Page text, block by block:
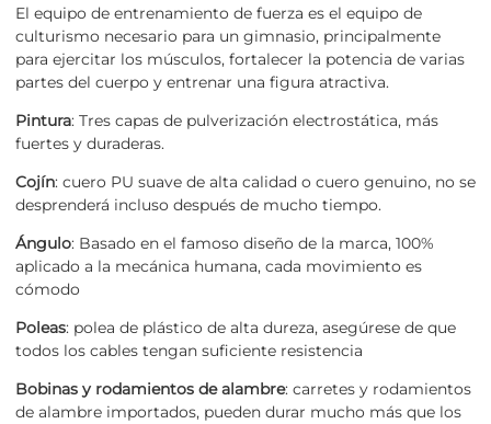
El equipo de entrenamiento de fuerza es el equipo de
culturismo necesario para un gimnasio, principalmente
para ejercitar los músculos, fortalecer la potencia de varias
partes del cuerpo y entrenar una figura atractiva.
Pintura: Tres capas de pulverización electrostática, más
fuertes y duraderas.
Cojín: cuero PU suave de alta calidad o cuero genuino, no se
desprenderá incluso después de mucho tiempo.
Ángulo: Basado en el famoso diseño de la marca, 100%
aplicado a la mecánica humana, cada movimiento es
cómodo
Poleas: polea de plástico de alta dureza, asegúrese de que
todos los cables tengan suficiente resistencia
Bobinas y rodamientos de alambre: carretes y rodamientos
de alambre importados, pueden durar mucho más que los